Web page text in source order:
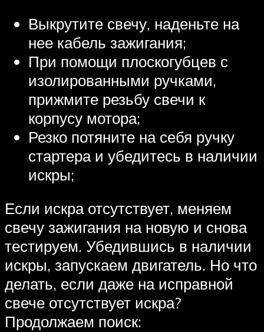
Выкрутите свечу, наденьте на
нее кабель зажигания;
При помощи плоскогубцев с
изолированными ручками,
прижмите резьбу свечи к
корпусу мотора;
Резко потяните на себя ручку
стартера и убедитесь в наличии
искры;
Если искра отсутствует, меняем
свечу зажигания на новую и снова
тестируем. Убедившись в наличии
искры, запускаем двигатель. Но что
делать, если даже на исправной
свече отсутствует искра?
Продолжаем поиск: